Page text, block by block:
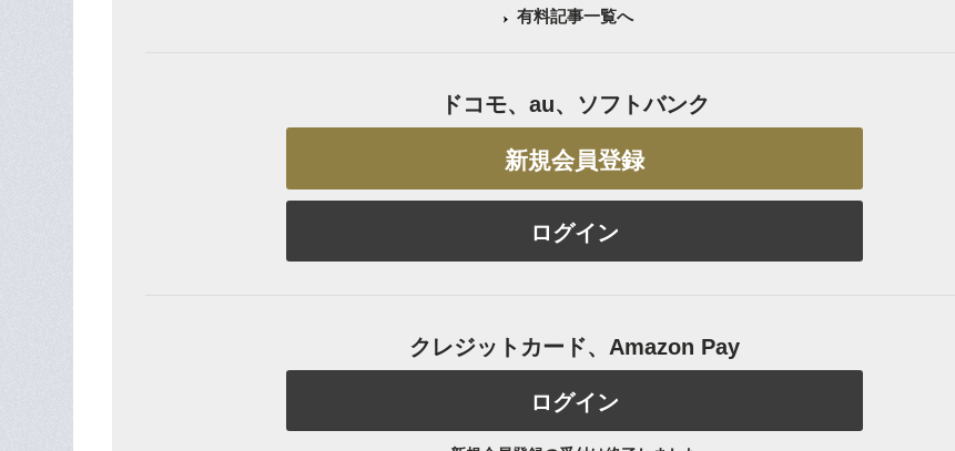
有料記事一覧へ
ドコモ、au、ソフトバンク
新規会員登録
ログイン
クレジットカード、Amazon Pay
ログイン